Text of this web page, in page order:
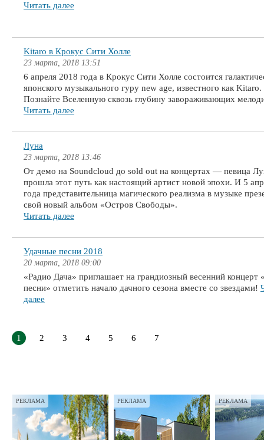
Читать далее
Kitaro в Крокус Сити Холле
23 марта, 2018 13:51
6 апреля 2018 года в Крокус Сити Холле состоится
японского музыкального гуру new age, известного как Kitaro.
Познайте Вселенную сквозь глубину завораживающих
Читать далее
Луна
23 марта, 2018 13:46
От демо на Soundcloud до sold out на концертах — певица
прошла этот путь как настоящий артист новой эпохи. И 5
года представительница магического реализма в музыке
свой новый альбом «Остров Свободы».
Читать далее
Удачные песни 2018
20 марта, 2018 09:00
«Радио Дача» приглашает на грандиозный весенний концерт
песни» отметить начало дачного сезона вместе со звездами!
далее
1 2 3 4 5 6 7
РЕКЛАМА РЕКЛАМА РЕКЛАМА